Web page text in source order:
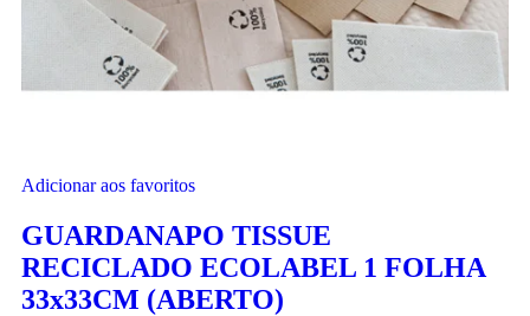
Adicionar aos favoritos
GUARDANAPO TISSUE
RECICLADO ECOLABEL 1 FOLHA
33x33CM (ABERTO)